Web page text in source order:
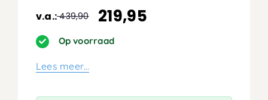
v.a.:439,90
Oorspronkelijke
prijs
was:
439,90.
219,95
Huidige
prijs
is:
219,95.
Op voorraad
Lees meer…